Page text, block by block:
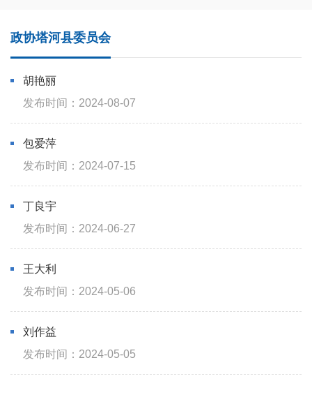
政协塔河县委员会
胡艳丽
2024-08-07
包爱萍
2024-07-15
丁良宇
2024-06-27
王大利
2024-05-06
刘作益
2024-05-05